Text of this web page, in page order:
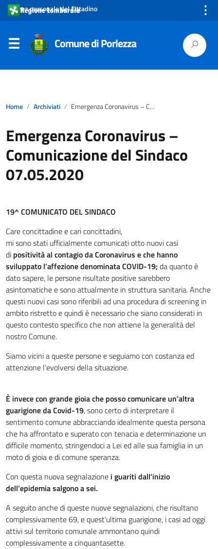
Area personale del Cittadino ⋮
Comune di Porlezza
Home Archiviati Emergenza Coronavirus – Comunicazione del Sindaco 07.05.2020
Emergenza Coronavirus –
Comunicazione del Sindaco
07.05.2020
19^ COMUNICATO DEL SINDACO
Care concittadine e cari concittadini,
mi sono stati ufficialmente comunicati otto nuovi casi
di positività al contagio da Coronavirus e che hanno
sviluppato l’affezione denominata COVID-19;da quanto è
dato sapere, le persone risultate positive sarebbero
asintomatiche e sono attualmente in struttura sanitaria. Anche
questi nuovi casi sono riferibili ad una procedura di screening in
ambito ristretto e quindi è necessario che siano considerati in
questo contesto specifico che non attiene la generalità del
nostro Comune.
Siamo vicini a queste persone e seguiamo con costanza ed
attenzione l’evolversi della situazione.
È invece con grande gioia che posso comunicare un’altra
guarigione da Covid-19, sono certo di interpretare il
sentimento comune abbracciando idealmente questa persona
che ha affrontato e superato con tenacia e determinazione un
difficile momento, stringendoci a Lei ed alle sua famiglia in un
moto di gioia e di comune speranza.
Con questa nuova segnalazione i guariti dall’inizio
dell’epidemia salgono a sei.
A seguito anche di queste nuove segnalazioni, che risultano
complessivamente 69, e quest’ultima guarigione, i casi ad oggi
attivi sul territorio comunale ammontano quindi
complessivamente a cinquantasette.